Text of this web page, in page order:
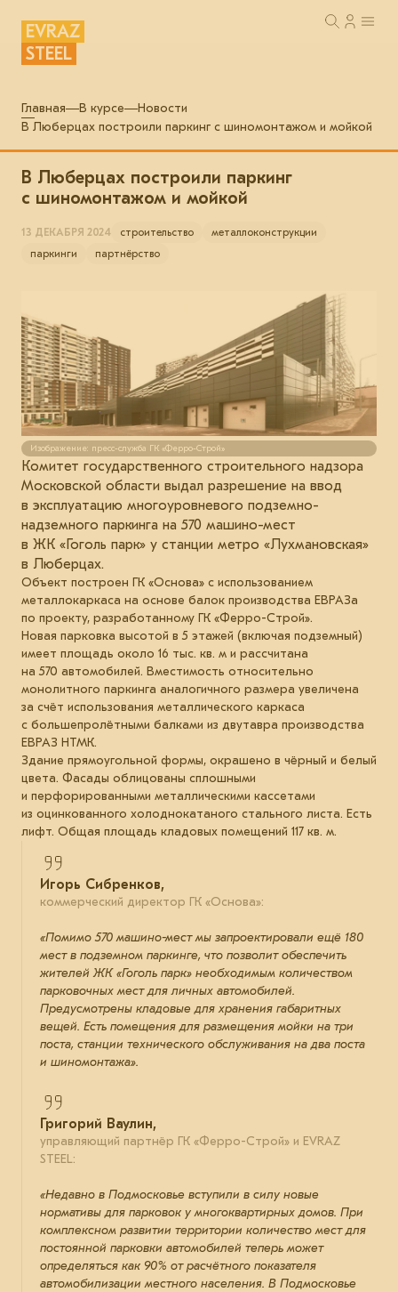
EVRAZ
STEEL
Главная В курсе
Новости
В Люберцах построили паркинг с шиномонтажом и мойкой
В Люберцах построили паркинг
с шиномонтажом и мойкой
13 ДЕКАБРЯ 2024 строительство
металлоконструкции
паркинги
партнёрство
Изображение: пресс-служба ГК «Ферро-Строй»
Комитет государственного строительного надзора
Московской области выдал разрешение на ввод
в эксплуатацию многоуровневого подземно-
надземного паркинга на 570 машино-мест
в ЖК «Гоголь парк» у станции метро «Лухмановская»
в Люберцах.
Объект построен ГК «Основа» с использованием
металлокаркаса на основе балок производства ЕВРАЗа
по проекту, разработанному ГК «Ферро-Строй».
Новая парковка высотой в 5 этажей (включая подземный)
имеет площадь около 16 тыс. кв. м и рассчитана
на 570 автомобилей. Вместимость относительно
монолитного паркинга аналогичного размера увеличена
за счёт использования металлического каркаса
с большепролётными балками из двутавра производства
ЕВРАЗ НТМК.
Здание прямоугольной формы, окрашено в чёрный и белый
цвета. Фасады облицованы сплошными
и перфорированными металлическими кассетами
из оцинкованного холоднокатаного стального листа. Есть
лифт. Общая площадь кладовых помещений 117 кв. м.
Игорь Сибренков,
коммерческий директор ГК «Основа»:
«Помимо 570 машино-мест мы запроектировали ещё 180
мест в подземном паркинге, что позволит обеспечить
жителей ЖК «Гоголь парк» необходимым количеством
парковочных мест для личных автомобилей.
Предусмотрены кладовые для хранения габаритных
вещей. Есть помещения для размещения мойки на три
поста, станции технического обслуживания на два поста
и шиномонтажа».
Григорий Ваулин,
управляющий партнёр ГК «Ферро-Строй» и EVRAZ
STEEL:
«Недавно в Подмосковье вступили в силу новые
нормативы для парковок у многоквартирных домов. При
комплексном развитии территории количество мест для
постоянной парковки автомобилей теперь может
определяться как 90% от расчётного показателя
автомобилизации местного населения. В Подмосковье